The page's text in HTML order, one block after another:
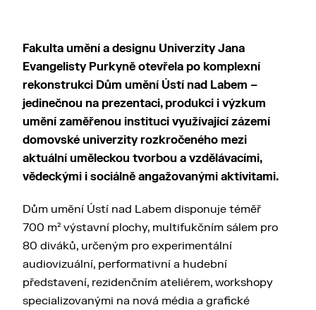
Fakulta umění a designu Univerzity Jana
Evangelisty Purkyně otevřela po komplexní
rekonstrukci Dům umění Ústí nad Labem –
jedinečnou na prezentaci, produkci i výzkum
umění zaměřenou instituci využívající zázemí
domovské univerzity rozkročeného mezi
aktuální uměleckou tvorbou a vzdělávacími,
vědeckými i sociálně angažovanými aktivitami.
Dům umění Ústí nad Labem disponuje téměř
700 m² výstavní plochy, multifukčním sálem pro
80 diváků, určeným pro experimentální
audiovizuální, performativní a hudební
představení, rezidenčním ateliérem, workshopy
specializovanými na nová média a grafické